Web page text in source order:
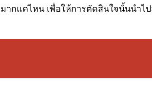
ากแค่ไหน เพื่อให้การตัดสินใจนั้นนำ